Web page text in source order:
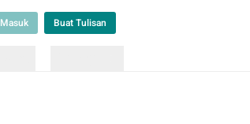
Masuk Buat Tulisan